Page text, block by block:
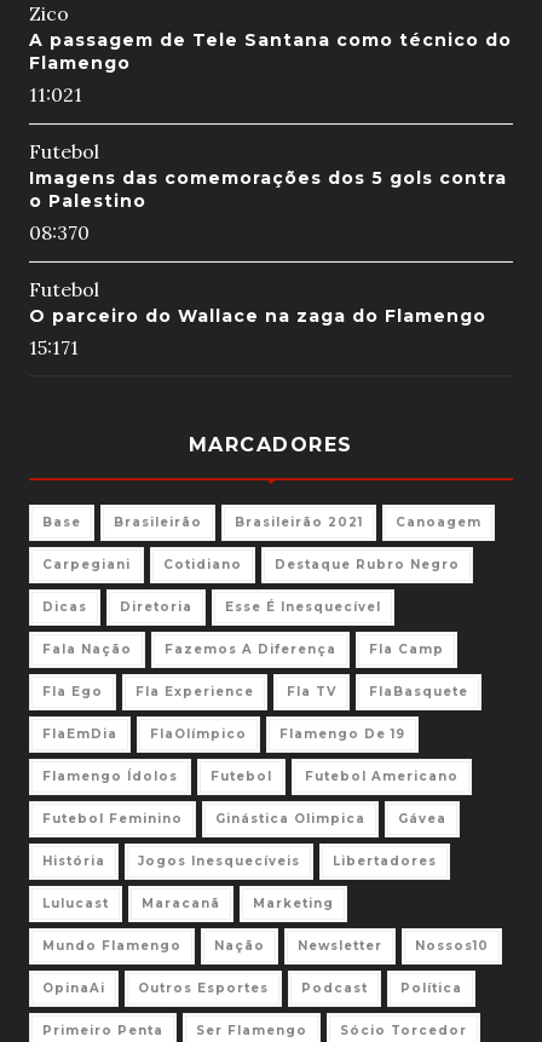
Zico
A passagem de Tele Santana como técnico do
Flamengo
11:021
Futebol
Imagens das comemorações dos 5 gols contra
o Palestino
08:370
Futebol
O parceiro do Wallace na zaga do Flamengo
15:171
MARCADORES
Base Brasileirão Brasileirão 2021 Canoagem
Carpegiani Cotidiano Destaque Rubro Negro
Dicas Diretoria Esse É Inesquecível
Fala Nação Fazemos A Diferença Fla Camp
Fla Ego Fla Experience Fla TV FlaBasquete
FlaEmDia FlaOlímpico Flamengo De 19
Flamengo Ídolos Futebol Futebol Americano
Futebol Feminino Ginástica Olimpica Gávea
História Jogos Inesquecíveis Libertadores
Lulucast Maracanã Marketing
Mundo Flamengo Nação Newsletter Nossos10
OpinaAi Outros Esportes Podcast Política
Primeiro Penta Ser Flamengo Sócio Torcedor